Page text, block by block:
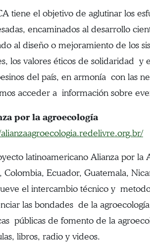
tiene el objetivo de aglutinar los
encaminados al desarrollo
al diseño o mejoramiento de los
los valores éticos de solidaridad y
del país, en armonía con las
acceder a información sobre
por la agroecología
latinoamericano Alianza por la
Colombia, Ecuador, Guatemala,
el intercambio técnico y
las bondades de la
públicas de fomento de la
libros, radio y videos.